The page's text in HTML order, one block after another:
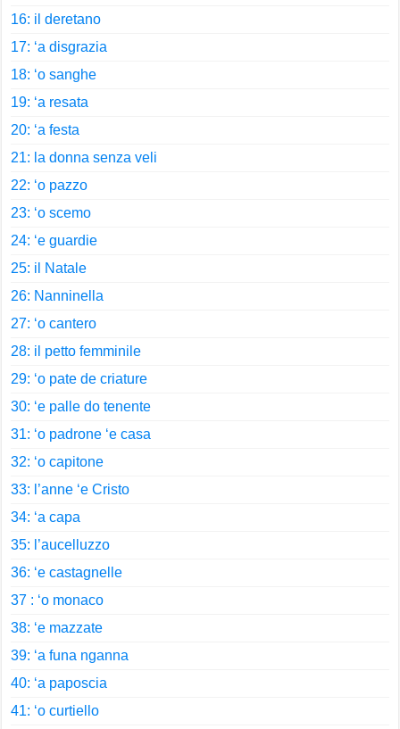
16: il deretano
17: ‘a disgrazia
18: ‘o sanghe
19: ‘a resata
20: ‘a festa
21: la donna senza veli
22: ‘o pazzo
23: ‘o scemo
24: ‘e guardie
25: il Natale
26: Nanninella
27: ‘o cantero
28: il petto femminile
29: ‘o pate de criature
30: ‘e palle do tenente
31: ‘o padrone ‘e casa
32: ‘o capitone
33: l’anne ‘e Cristo
34: ‘a capa
35: l’aucelluzzo
36: ‘e castagnelle
37 : ‘o monaco
38: ‘e mazzate
39: ‘a funa nganna
40: ‘a paposcia
41: ‘o curtiello